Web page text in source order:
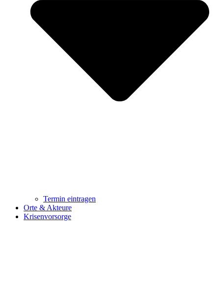
Termin eintragen
Orte & Akteure
Krisenvorsorge